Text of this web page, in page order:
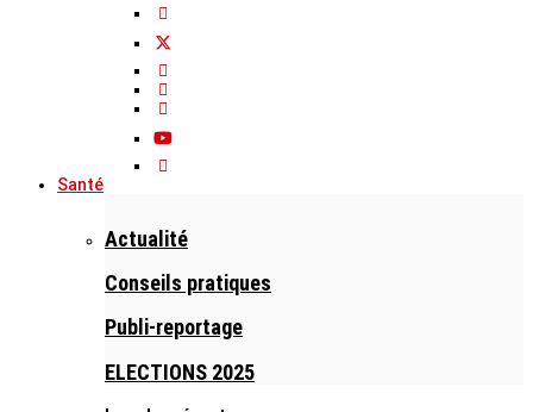
Santé
Actualité
Conseils pratiques
Publi-reportage
ELECTIONS 2025